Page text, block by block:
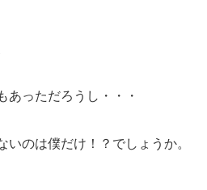
あっただろうし・・・
いのは僕だけ！？でしょうか。